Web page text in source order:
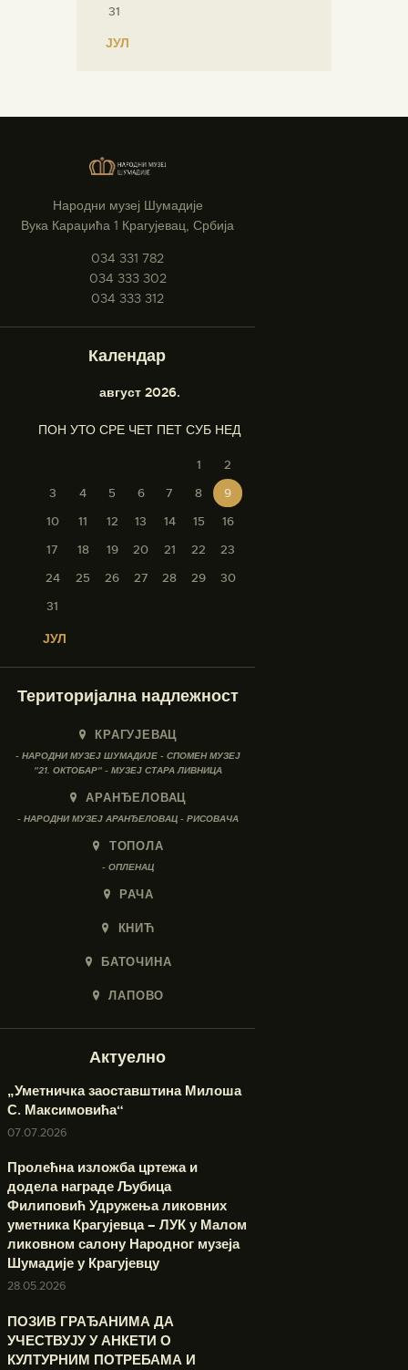
31
« ЈУЛ
Народни музеј Шумадије
Вука Караџића 1 Крагујевац, Србија
034 331 782
034 333 302
034 333 312
Календар
август 2026.
ПОН УТО СРЕ ЧЕТ ПЕТ СУБ НЕД
1
2
3
4 5 6 7 8
9
10
11 12 13 14 15
16
17
18 19 20 21 22
23
24
25 26 27 28 29
30
31
« ЈУЛ
Територијална надлежност
КРАГУЈЕВАЦ
- НАРОДНИ МУЗЕЈ ШУМАДИЈЕ - СПОМЕН МУЗЕЈ
"21. ОКТОБАР" - МУЗЕЈ СТАРА ЛИВНИЦА
АРАНЂЕЛОВАЦ
- НАРОДНИ МУЗЕЈ АРАНЂЕЛОВАЦ - РИСОВАЧА
ТОПОЛА
- ОПЛЕНАЦ
РАЧА
КНИЋ
БАТОЧИНА
ЛАПОВО
Актуелно
„Уметничка заоставштина Милоша
С. Максимовића“
07.07.2026
Пролећна изложба цртежа и
додела награде Љубица
Филиповић Удружења ликовних
уметника Крагујевца – ЛУК у Малом
ликовном салону Народног музеја
Шумадије у Крагујевцу
28.05.2026
ПОЗИВ ГРАЂАНИМА ДА
УЧЕСТВУЈУ У АНКЕТИ О
КУЛТУРНИМ ПОТРЕБАМА И